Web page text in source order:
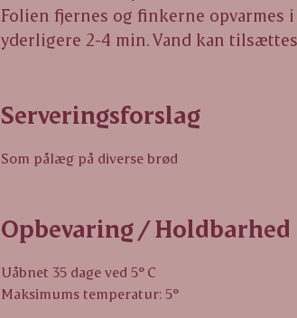
Folien fjernes og finkerne opvarmes
yderligere 2-4 min. Vand kan
Serveringsforslag
Som pålæg på diverse brød
Opbevaring / Holdbarhed
Uåbnet 35 dage ved 5° C
Maksimums temperatur: 5°